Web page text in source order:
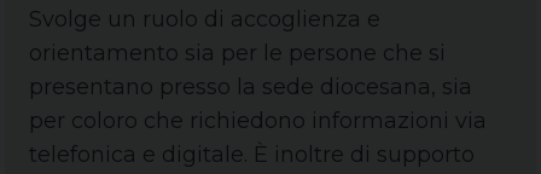
Svolge un ruolo di accoglienza e
orientamento sia per le persone che si
presentano presso la sede diocesana, sia
per coloro che richiedono informazioni via
telefonica e digitale. È inoltre di supporto